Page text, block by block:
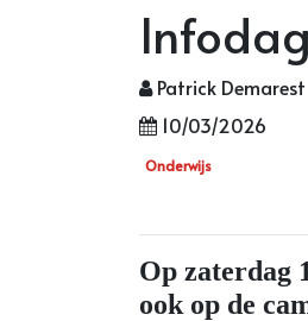
Patrick Demarest
10/03/2026
Onderwijs
Op zaterdag
ook op de